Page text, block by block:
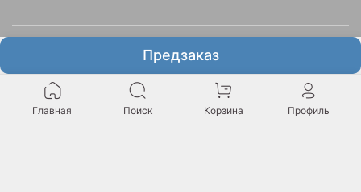
Предзаказ
Информация
Главная Поиск Корзина Профиль